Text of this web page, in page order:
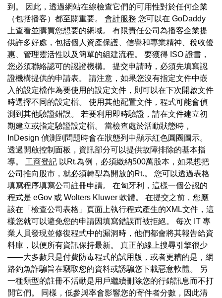
到。 因此，透過網站在線檢查它們的可用性對於任何企業
（包括播客）都至關重要。 會計服務 您可以在 GoDaddy
上查看並購買您想要的網域。 有限責任公司為播客企業提
供許多好處，包括個人資產保護、信譽和專業精神、稅收優
惠、管理靈活性以及簡單的組建流程。 要獲得 ISO 證書，
您必須聯絡認可的認證機構。 提交申請時，必須先填寫認
證機構提供的申請表。 請注意，如果您沒有指定文件中嵌
入的設定檔作為要使用的設定文件，則可以在下次開啟文件
時選擇不同的設定檔。 使用其他配置文件，程式可能會偵
測到其他驗證錯誤。 若要利用即時驗證，請在文件建立初
期建立或指定驗證設定檔。 當檢查處於活動狀態時，
InDesign 偵測到問題時會在狀態列中顯示紅色圓圈圖示。
透過開啟控制面板，資訊部分可以提供故障排除的基本指
導。 工商登記 以Rt.為例，必須繳納500萬股本，如果想把
公司推向股市，就必須轉型為開放的Rt.。 您可以透過表格
填寫程序填寫公司註冊申請。 在匈牙利，這樣一個公認的
程式是 eGov 或 Wolters Kluwer 軟體。 在提交之前，您應
該在「檢查公司表格」頁面上執行程式產生的XML文件，這
樣您就可以避免您的申請因填寫錯誤而被拒絕。 每次 IT 專
業人員發現並修復程式中的漏洞時，他們都會將其報告給資
料庫，以便所有資訊保持最新。 真正的線上搜尋引擎很少
——大多數只是付費防毒程式的試用版，或者更糟的是，網
路釣魚詐騙旨在竊取您的資料或誘騙您下載惡意軟體。 另
一種類型的註冊不活動是用戶繼續刪除您的行銷訊息而不打
開它們。 同樣，低參與率會影響您的寄件者分數，因此清